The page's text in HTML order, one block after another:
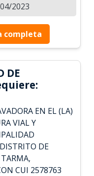
2023
completa
DE
EN EL (LA)
VIAL Y
DE
CUI 2578763